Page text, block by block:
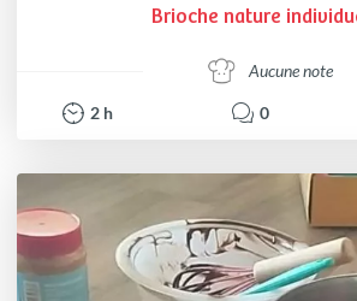
Brioche nature
Aucune note
2 h 0